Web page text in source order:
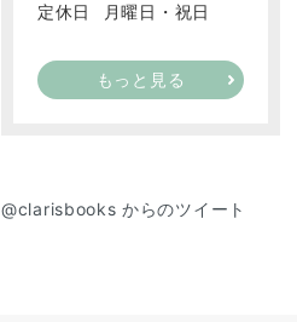
定休日
月曜日・祝日
もっと見る
@clarisbooks からのツイート